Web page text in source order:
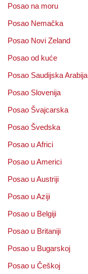
Posao na moru
Posao Nemačka
Posao Novi Zeland
Posao od kuće
Posao Saudijska Arabija
Posao Slovenija
Posao Švajcarska
Posao Švedska
Posao u Africi
Posao u Americi
Posao u Austriji
Posao u Aziji
Posao u Belgiji
Posao u Britaniji
Posao u Bugarskoj
Posao u Češkoj